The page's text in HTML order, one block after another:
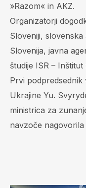
»Razom« in AKZ.
Organizatorji
Sloveniji, slovenska
Slovenija, javna
študije ISR –
Prvi podpredsednik
Ukrajine Yu.
ministrica za
navzoče